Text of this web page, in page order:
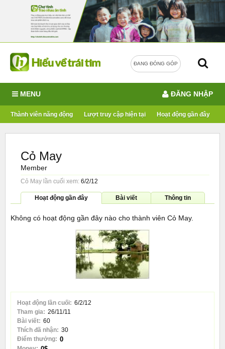
ĐANG ĐÓNG GÓP
MENU
Thành viên năng động Lượt truy cập hiện tại Hoạt động gần đây
ĐĂNG NHẬP
Hoạt động lần cuối: 6/2/12
Tham gia: 26/11/11
Bài viết: 60
Thích đã nhận: 30
Điểm thưởng: 0
Cỏ May
Member
Cỏ May lần cuối xem: 6/2/12
Hoạt động gần đây Bài viết Thông tin
Không có hoạt động gần đây nào cho thành viên Cỏ May.